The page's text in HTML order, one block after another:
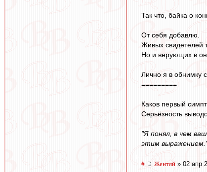
Так что, байка о
От себя добавлю.
Живых свидетелей
Но и верующих в
Лично я в обнимку
=========
Каков первый
Серьёзность
"Я понял, в чем
этим
# Жентяй » 02 апр